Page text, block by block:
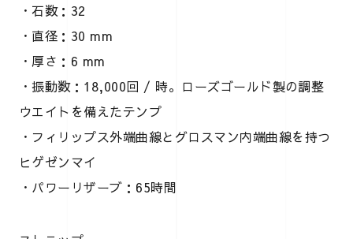
・石数：32
・直径：30 mm
・厚さ：6 mm
・振動数：18,000回 / 時。ローズゴールド製の調整
ウエイトを備えたテンプ
・フィリップス外端曲線とグロスマン内端曲線を持つ
ヒゲゼンマイ
・パワーリザーブ：65時間